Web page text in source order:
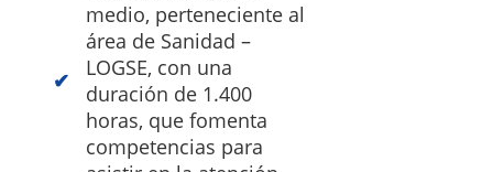
medio, perteneciente al
área de Sanidad –
LOGSE, con una
duración de 1.400
horas, que fomenta
competencias para